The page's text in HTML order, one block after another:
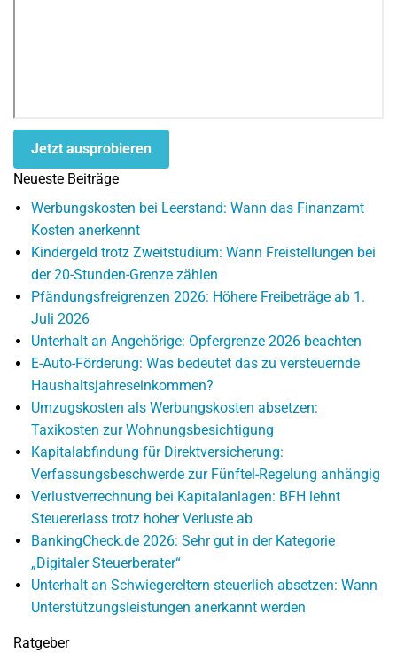
Jetzt ausprobieren
Neueste Beiträge
Werbungskosten bei Leerstand: Wann das Finanzamt
Kosten anerkennt
Kindergeld trotz Zweitstudium: Wann Freistellungen bei
der 20-Stunden-Grenze zählen
Pfändungsfreigrenzen 2026: Höhere Freibeträge ab 1.
Juli 2026
Unterhalt an Angehörige: Opfergrenze 2026 beachten
E-Auto-Förderung: Was bedeutet das zu versteuernde
Haushaltsjahreseinkommen?
Umzugskosten als Werbungskosten absetzen:
Taxikosten zur Wohnungsbesichtigung
Kapitalabfindung für Direktversicherung:
Verfassungsbeschwerde zur Fünftel-Regelung anhängig
Verlustverrechnung bei Kapitalanlagen: BFH lehnt
Steuererlass trotz hoher Verluste ab
BankingCheck.de 2026: Sehr gut in der Kategorie
„Digitaler Steuerberater“
Unterhalt an Schwiegereltern steuerlich absetzen: Wann
Unterstützungsleistungen anerkannt werden
Ratgeber